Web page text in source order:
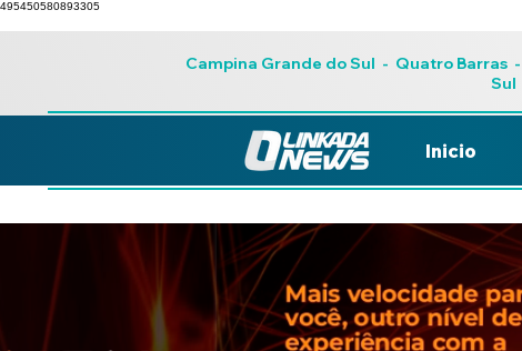
495450580893305
Campina Grande do Sul - Quatro Barras-
Sul
Inicio